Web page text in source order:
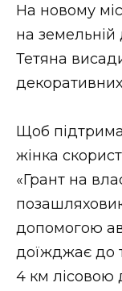
ФОТО
ВІДЕО
На новому
на
Тетяна
Щоб
жінка
«Грант на
допомогою
доїжджає до
4 км лісовою